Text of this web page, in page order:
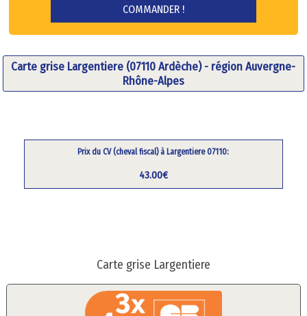
Carte grise Largentiere (07110 Ardèche) - région Auvergne-
Rhône-Alpes
Prix du CV (cheval fiscal) à Largentiere 07110:
43.00€
Carte grise Largentiere